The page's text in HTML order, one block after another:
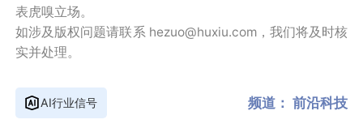
表虎嗅立场。
如涉及版权问题请联系 hezuo@huxiu.com，我们将及时核
实并处理。
AI行业信号 频道： 前沿科技